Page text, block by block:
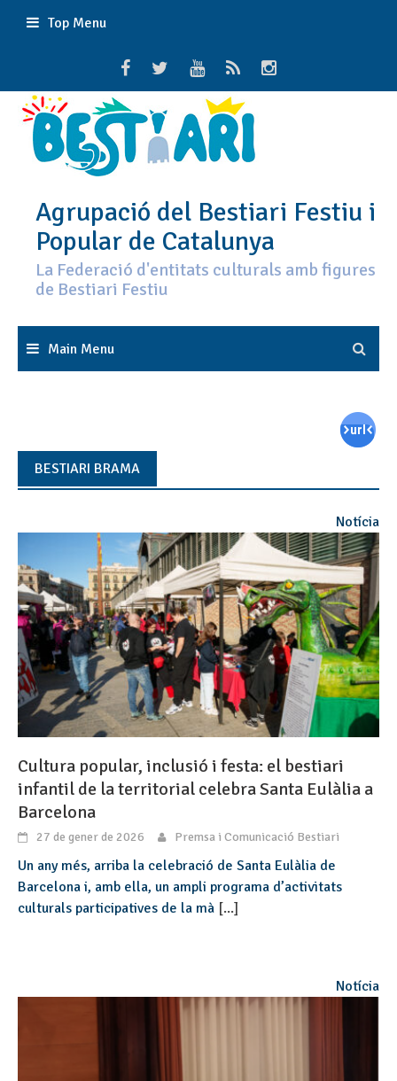
Top Menu
Agrupació del Bestiari Festiu i
Popular de Catalunya
La Federació d'entitats culturals amb figures
de Bestiari Festiu
Main Menu
BESTIARI BRAMA
Notícia
Cultura popular, inclusió i festa: el bestiari
infantil de la territorial celebra Santa Eulàlia a
Barcelona
27 de gener de 2026 Premsa i Comunicació Bestiari
Un any més, arriba la celebració de Santa Eulàlia de
Barcelona i, amb ella, un ampli programa d’activitats
culturals participatives de la mà [...]
Notícia